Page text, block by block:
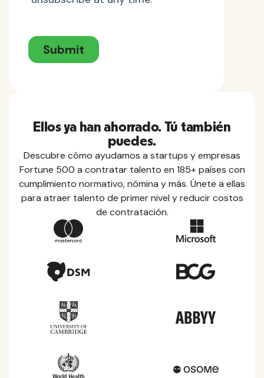
Ellos ya han ahorrado. Tú también
puedes.
Descubre cómo ayudamos a startups y empresas
Fortune 500 a contratar talento en 185+ países con
cumplimiento normativo, nómina y más. Únete a ellas
para atraer talento de primer nivel y reducir costos
de contratación.